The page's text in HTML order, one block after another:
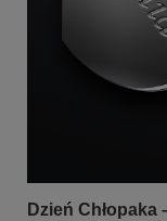
Dzień